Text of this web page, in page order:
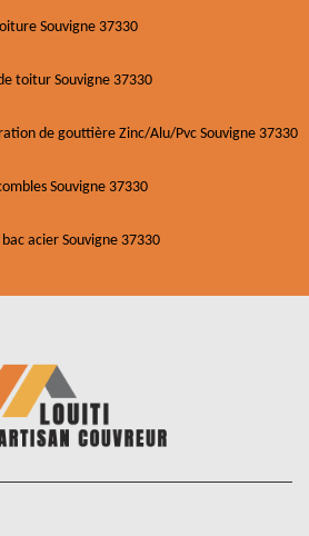
Souvigne 37330
toitur Souvigne 37330
de gouttière Zinc/Alu/Pvc Souvigne 37330
Souvigne 37330
acier Souvigne 37330